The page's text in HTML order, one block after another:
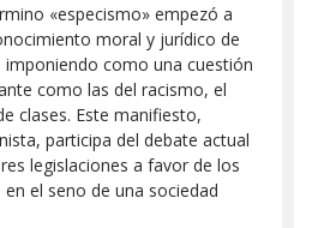
«especismo» empezó a
moral y jurídico de
como una cuestión
como las del racismo, el
clases. Este manifiesto,
participa del debate actual
legislaciones a favor de los
el seno de una sociedad